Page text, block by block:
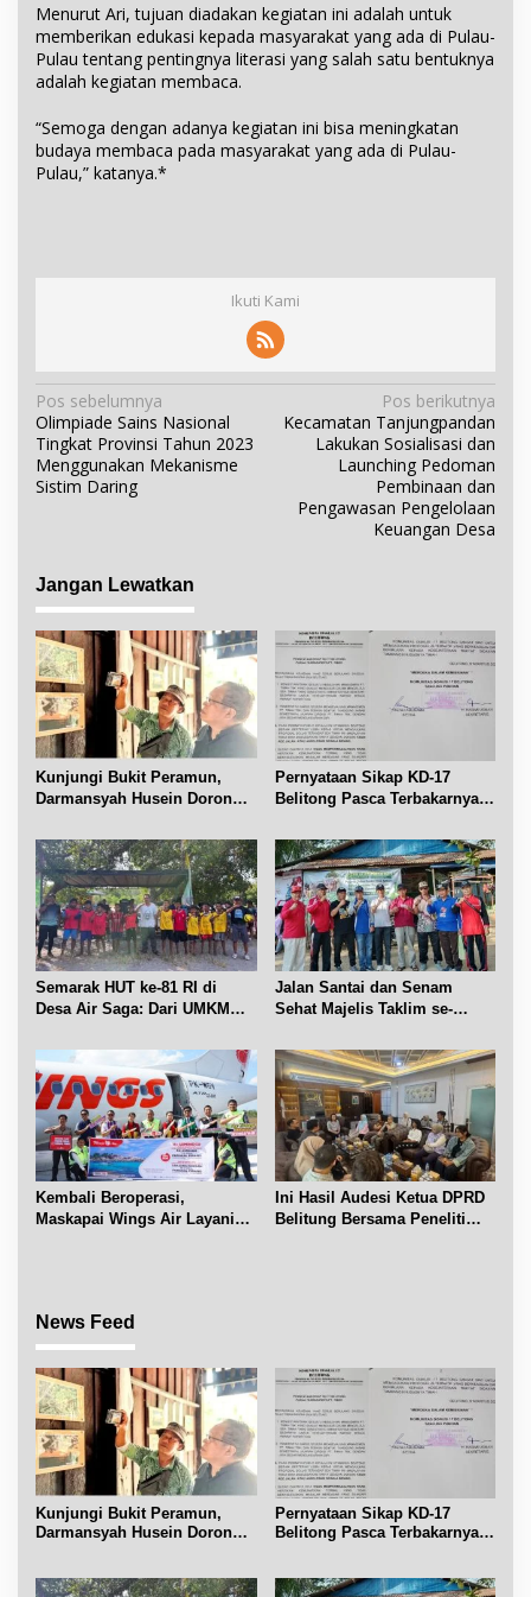
Menurut Ari, tujuan diadakan kegiatan ini adalah untuk
memberikan edukasi kepada masyarakat yang ada di Pulau-
Pulau tentang pentingnya literasi yang salah satu bentuknya
adalah kegiatan membaca.
“Semoga dengan adanya kegiatan ini bisa meningkatan
budaya membaca pada masyarakat yang ada di Pulau-
Pulau,” katanya.*
Ikuti Kami
N
a
v
i
s
i
p
o
s
Pos sebelumnya
Olimpiade Sains Nasional
Tingkat Provinsi Tahun 2023
Menggunakan Mekanisme
Sistim Daring
Pos berikutnya
Kecamatan Tanjungpandan
Lakukan Sosialisasi dan
Launching Pedoman
Pembinaan dan
Pengawasan Pengelolaan
Keuangan Desa
Jangan Lewatkan
Kunjungi Bukit Peramun,
Darmansyah Husein Dorong
Pernyataan Sikap KD-17
Belitong Pasca Terbakarnya
Semarak HUT ke-81 RI di
Desa Air Saga: Dari UMKM
Jalan Santai dan Senam
Sehat Majelis Taklim se-
Kembali Beroperasi,
Maskapai Wings Air Layani
Ini Hasil Audesi Ketua DPRD
Belitung Bersama Peneliti
News Feed
Kunjungi Bukit Peramun,
Darmansyah Husein Dorong
Pernyataan Sikap KD-17
Belitong Pasca Terbakarnya